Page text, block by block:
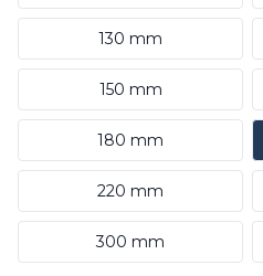
130 mm
150 mm
180 mm
220 mm
300 mm